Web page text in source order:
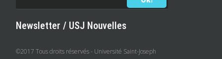
Newsletter / USJ Nouvelles
©2017 Tous droits réservés - Université Saint-Joseph